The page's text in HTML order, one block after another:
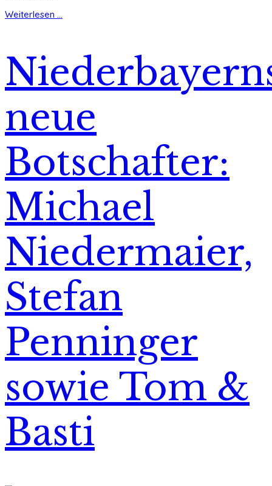
Weiterlesen ...
neue
Botschafter:
Michael
Niedermaier,
Stefan
Penninger
sowie Tom &
Basti